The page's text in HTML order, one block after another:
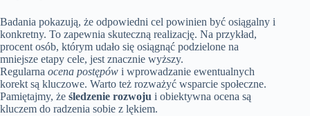
Badania pokazują, że odpowiedni cel powinien być osiągalny i
konkretny. To zapewnia skuteczną realizację. Na przykład,
procent osób, którym udało się osiągnąć podzielone na
mniejsze etapy cele, jest znacznie wyższy.
Regularna ocena postępów i wprowadzanie ewentualnych
korekt są kluczowe. Warto też rozważyć wsparcie społeczne.
Pamiętajmy, że śledzenie rozwoju i obiektywna ocena są
kluczem do radzenia sobie z lękiem.